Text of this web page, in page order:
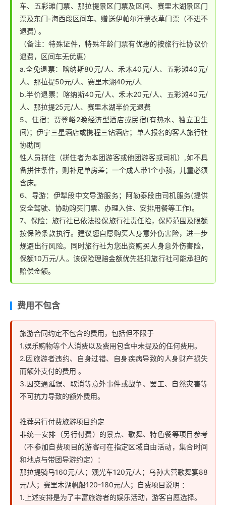
车、五彩滩门票、那拉提景区门票及区间、赛里木湖景区门
票及东门-海西段区间车、赠送伊帕尔汗薰衣草门票（不进不
退费) 。
（备注：特殊证件，特殊年龄门票有优惠的按旅行社协议价
退费，区间车无优惠）
a.全免退票：喀纳斯80元/人、禾木40元/人、五彩滩40元/
人、那拉提50元/人、赛里木湖40元/人
b.半价退票：喀纳斯40元/人、禾木20元/人、五彩滩40元/
人、那拉提25元/人、赛里木湖半价无退费
5、住宿：贾登峪2晚经济型酒店或民宿(有热水、独立卫生
间)；伊宁三星酒店或携程三钻酒店；单人报名的客人旅行社
协助同
性人员拼住（拼住者为本团游客或他团游客或司机）,如不具
备拼住条件，则补足单房差；一个成人带1个小孩，儿童必须
含床。
6、导游：伊犁段中文导游服务；阿勒泰段由司机服务(提供
安全驾驶、协助购买门票、办理入住、安排用餐等工作)。
7、保险：旅行社已依法投保旅行社责任险，保障范围及限额
按保险条款执行。建议您自愿购买人身意外伤害险，进一步
规避出行风险。同时旅行社为您出资购买人身意外伤害险，
保额10万元/人。该保险理赔金额优先抵扣旅行社可能承担的
赔偿金额。
费用不包含
旅游合同约定不包含的费用，包括但不限于
1.娱乐购物等个人消费以及费用包含中未提及的任何费用。
2.因旅游者违约、自身过错、自身疾病导致的人身财产损失
而额外支付的费用 。
3.因交通延误、取消等意外事件或战争、罢工、自然灾害等
不可抗力导致的额外费用。
推荐另行付费旅游项目约定
非统一安排（另行付费）的景点、歌舞、特色餐等项目参考
（不参加自费项目的游客可在指定区域自由活动，集合时间
和地点与带团导游约定）：
那拉提骑马160元/人；观光车120元/人；乌孙大营歌舞宴88
元/人；赛里木湖帆船120-180元/人；自费项目说明 ：
1.上述安排是为了丰富旅游者的娱乐活动，游客自愿选择。